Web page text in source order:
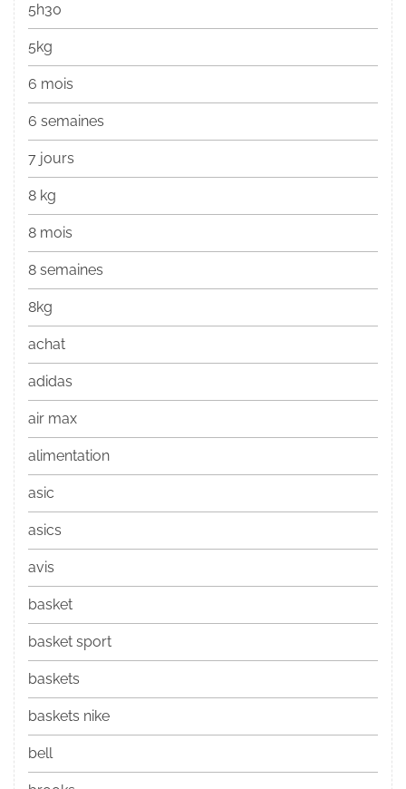
5h30
5kg
6 mois
6 semaines
7 jours
8 kg
8 mois
8 semaines
8kg
achat
adidas
air max
alimentation
asic
asics
avis
basket
basket sport
baskets
baskets nike
bell